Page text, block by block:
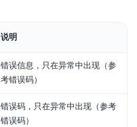
说明
错误信息，只在异常中出现（参
考错误码）
错误码，只在异常中出现（参考
错误码）